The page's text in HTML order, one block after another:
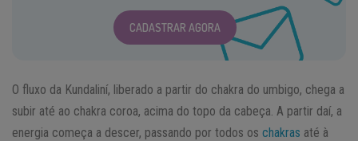
CADASTRAR AGORA
O fluxo da Kundaliní, liberado a partir do chakra do umbigo, chega a
subir até ao chakra coroa, acima do topo da cabeça. A partir daí, a
energia começa a descer, passando por todos os chakras até à